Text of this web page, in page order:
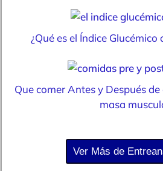
¿Qué es el Índice
Que comer Antes y Después
masa
Ver Más de